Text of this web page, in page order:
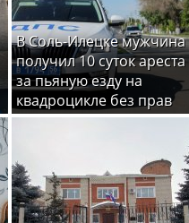
В Соль-Илецке мужчина
получил 10 суток ареста
за пьяную езду на
квадроцикле без прав